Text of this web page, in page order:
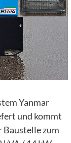
Yanmar
und kommt
Baustelle zum